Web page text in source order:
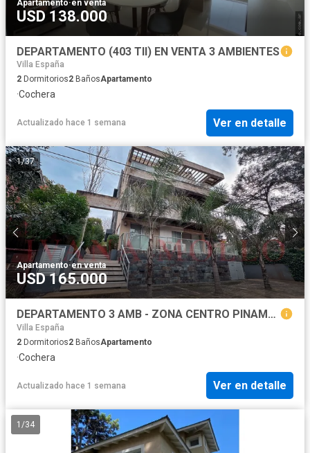
Apartamento·en venta
USD 138.000
DEPARTAMENTO (403 TII) EN VENTA 3 AMBIENTES
Villa España
2 Dormitorios2 BañosApartamento
·Cochera
Actualizado hace 1 semana Ver en detalle
1/37
Apartamento·en venta
USD 165.000
DEPARTAMENTO 3 AMB - ZONA CENTRO PINAMAR - DE LAS ARTES
Villa España
2 Dormitorios2 BañosApartamento
·Cochera
Actualizado hace 1 semana Ver en detalle
1 /34